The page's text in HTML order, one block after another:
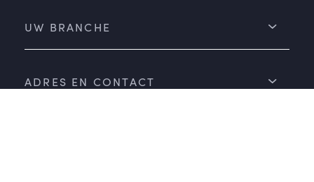
UW BRANCHE
ADRES EN CONTACT